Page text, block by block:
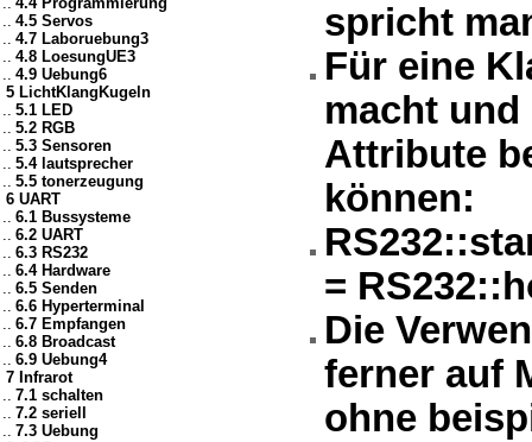
.. 4.5 Servos
.. 4.7 Laboruebung3
.. 4.8 LoesungUE3
.. 4.9 Uebung6
5 LichtKlangKugeln
.. 5.1 LED
.. 5.2 RGB
.. 5.3 Sensoren
.. 5.4 lautsprecher
.. 5.5 tonerzeugung
6 UART
.. 6.1 Bussysteme
.. 6.2 UART
.. 6.3 RS232
.. 6.4 Hardware
.. 6.5 Senden
.. 6.6 Hyperterminal
.. 6.7 Empfangen
.. 6.8 Broadcast
.. 6.9 Uebung4
7 Infrarot
.. 7.1 schalten
.. 7.2 seriell
.. 7.3 Uebung
spricht
Für eine
macht
Attribute
können:
=
Die
ferner auf
ohne